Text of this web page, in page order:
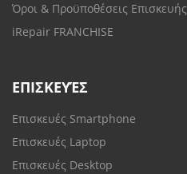
Όροι & Προϋποθέσεις Επισκευής
iRepair FRANCHISE
ΕΠΙΣΚΕΥΈΣ
Επισκευές Smartphone
Επισκευές Laptop
Επισκευές Desktop